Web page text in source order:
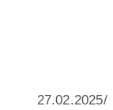
27.02.2025/